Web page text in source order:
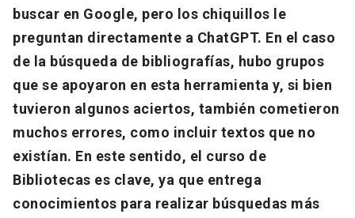
buscar en Google, pero los chiquillos le
preguntan directamente a ChatGPT. En el caso
de la búsqueda de bibliografías, hubo grupos
que se apoyaron en esta herramienta y, si bien
tuvieron algunos aciertos, también cometieron
muchos errores, como incluir textos que no
existían. En este sentido, el curso de
Bibliotecas es clave, ya que entrega
conocimientos para realizar búsquedas más